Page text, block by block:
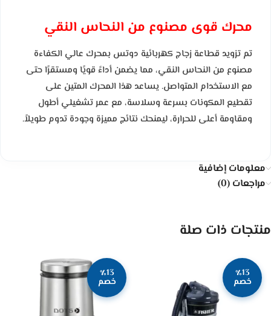
محرك قوى مصنوع من النحاس النقي
تم تزويد قطاعة زجاج كهربائية دوتس بمحرك عالي الكفاءة
مصنوع من النحاس النقي، مما يضمن أداءً قويًا ومستقرًا حتى
مع الاستخدام المتواصل. يساعد هذا المحرك المتين على
تقطيع المكونات بسرعة وسلاسة، مع عمر تشغيلي أطول
ومقاومة أعلى للحرارة، ليمنحك نتائج مميزة وجودة تدوم طويلاً.
معلومات إضافية
مراجعات (0)
منتجات ذات صلة
٪13
خصم
٪13
خصم